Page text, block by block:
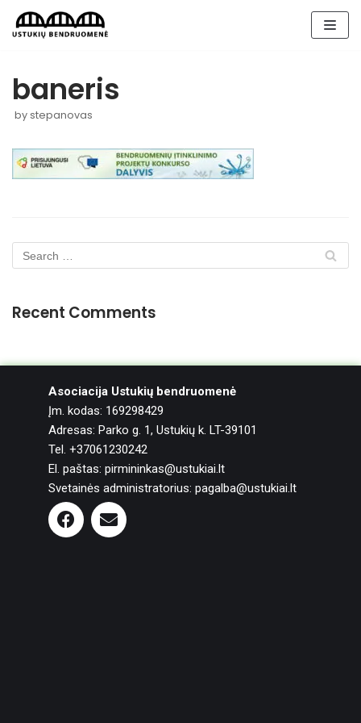
Skip
to
baneris
bystepanovas
Recent Comments
Asociacija Ustukių bendruomenė
Įm. kodas: 169298429
Adresas: Parko g. 1, Ustukių k. LT-39101
Tel. +37061230242
El. paštas: pirmininkas@ustukiai.lt
Svetainės administratorius: pagalba@ustukiai.lt